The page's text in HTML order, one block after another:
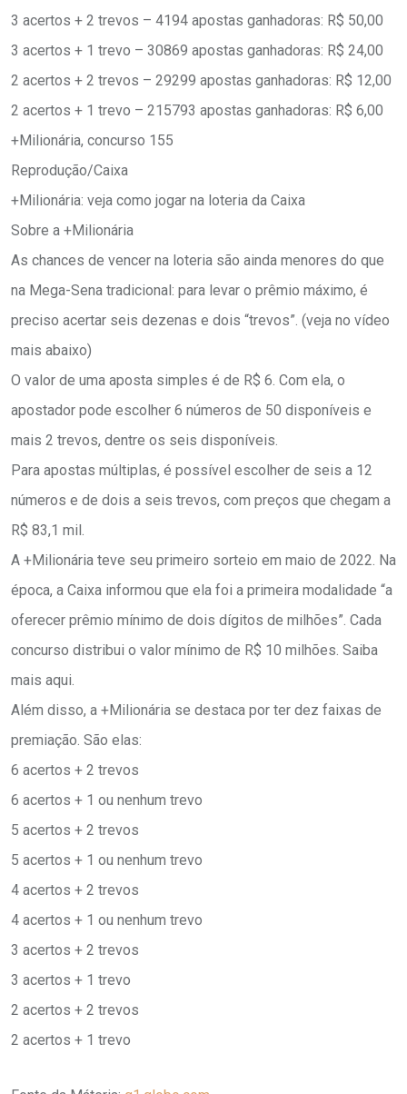
3 acertos + 2 trevos – 4194 apostas ganhadoras: R$ 50,00
3 acertos + 1 trevo – 30869 apostas ganhadoras: R$ 24,00
2 acertos + 2 trevos – 29299 apostas ganhadoras: R$ 12,00
2 acertos + 1 trevo – 215793 apostas ganhadoras: R$ 6,00
+Milionária, concurso 155
Reprodução/Caixa
+Milionária: veja como jogar na loteria da Caixa
Sobre a +Milionária
As chances de vencer na loteria são ainda menores do que
na Mega-Sena tradicional: para levar o prêmio máximo, é
preciso acertar seis dezenas e dois “trevos”. (veja no vídeo
mais abaixo)
O valor de uma aposta simples é de R$ 6. Com ela, o
apostador pode escolher 6 números de 50 disponíveis e
mais 2 trevos, dentre os seis disponíveis.
Para apostas múltiplas, é possível escolher de seis a 12
números e de dois a seis trevos, com preços que chegam a
R$ 83,1 mil.
A +Milionária teve seu primeiro sorteio em maio de 2022. Na
época, a Caixa informou que ela foi a primeira modalidade “a
oferecer prêmio mínimo de dois dígitos de milhões”. Cada
concurso distribui o valor mínimo de R$ 10 milhões. Saiba
mais aqui.
Além disso, a +Milionária se destaca por ter dez faixas de
premiação. São elas:
6 acertos + 2 trevos
6 acertos + 1 ou nenhum trevo
5 acertos + 2 trevos
5 acertos + 1 ou nenhum trevo
4 acertos + 2 trevos
4 acertos + 1 ou nenhum trevo
3 acertos + 2 trevos
3 acertos + 1 trevo
2 acertos + 2 trevos
2 acertos + 1 trevo